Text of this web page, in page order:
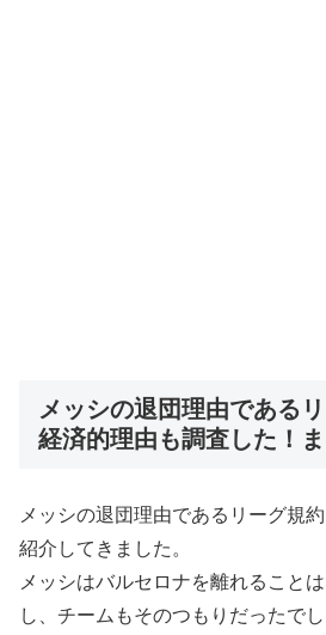
メッシの退団理由である
経済的理由も調査した！
メッシの退団理由であるリーグ規
紹介してきました。
メッシはバルセロナを離れること
し、チームもそのつもりだったでし